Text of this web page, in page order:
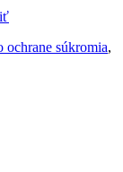
ochrane súkromia,